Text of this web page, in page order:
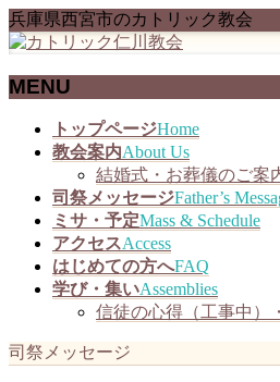
兵庫県西宮市のカトリック教会
MENU
トップページHome
教会案内About Us
結婚式・お葬儀のご案
司祭メッセージFather’s
ミサ・予定Mass & Schedule
アクセスAccess
はじめての方へFAQ
学び・集いAssemblies
信徒の心得（工事中）
司祭メッセージ